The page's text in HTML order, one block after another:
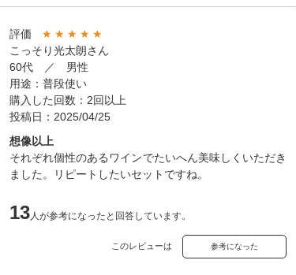
評価 ★ ★ ★ ★ ★
こっそり光太朗さん
60代 ／ 男性
用途：普段使い
購入した回数：2回以上
投稿日：2025/04/25
想像以上
それぞれ個性のあるワインでたいへん美味しくいただき
ました。リピートしたいセットですね。
13人が参考になったと回答しています。
このレビューは 参考になった